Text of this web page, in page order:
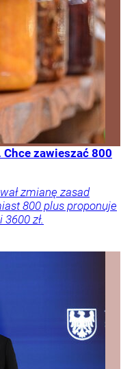
zawieszać 800
zmianę zasad
800 plus proponuje
zł.